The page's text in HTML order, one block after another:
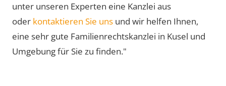
unter unseren Experten eine Kanzlei aus
oder kontaktieren Sie uns und wir helfen Ihnen,
eine sehr gute Familienrechtskanzlei in Kusel und
Umgebung für Sie zu finden."